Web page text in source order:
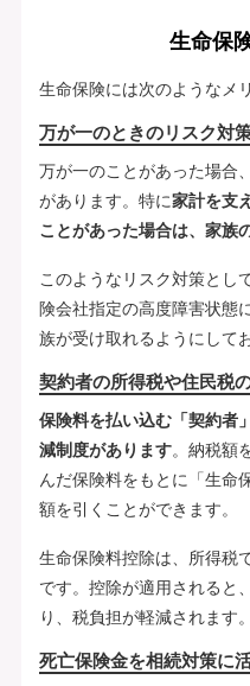
生命保
生命保険には次のようなメ
万が一のときのリスク対
万が一のことがあった場合
があります。特に家計を支
ことがあった場合は、家族
このようなリスク対策とし
険会社指定の高度障害状態
族が受け取れるようにして
契約者の所得税や住民税
保険料を払い込む「契約者
減制度があります。納税額
んだ保険料をもとに「生命
額を引くことができます。
生命保険料控除は、所得
です。控除が適用されると
り、税負担が軽減されます。
死亡保険金を相続対策に